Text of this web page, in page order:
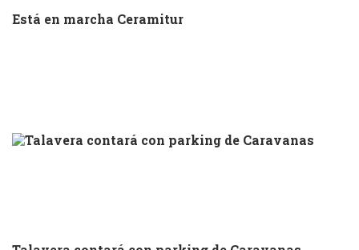
Está en marcha Ceramitur